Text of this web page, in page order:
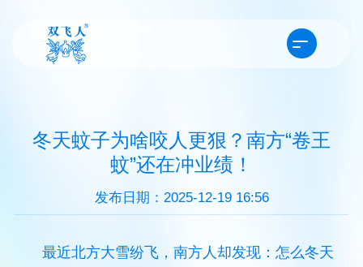
冬天蚊子为啥咬人更狠？南方“卷王
蚊”还在冲业绩！
发布日期：2025-12-19 16:56
最近北方大雪纷飞，南方人却发现：怎么冬天